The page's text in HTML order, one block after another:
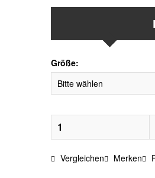
Größe:
Vergleichen Merken